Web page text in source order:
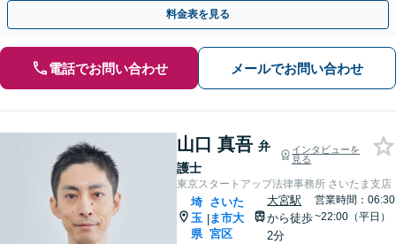
料金表を見る
電話でお問い合わせ メールでお問い合わせ
山口 真吾 弁
護士
インタビューを
見る
東京スタートアップ法律事務所 さいたま支店
埼
玉
県
|
さいた
ま市大
宮区
大宮駅
から徒歩
2分
営業時間：06:30
~22:00（平日）